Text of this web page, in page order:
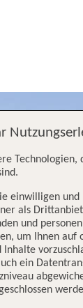
einwilligen
als
und
um Ihnen auf
ein